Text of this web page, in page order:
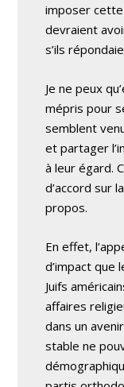
imposer
devraient
s’ils
Je ne peux
mépris pour
semblent
et partager
à leur égard.
d’accord sur
propos.
En effet,
d’impact
Juifs
affaires
dans un
stable ne